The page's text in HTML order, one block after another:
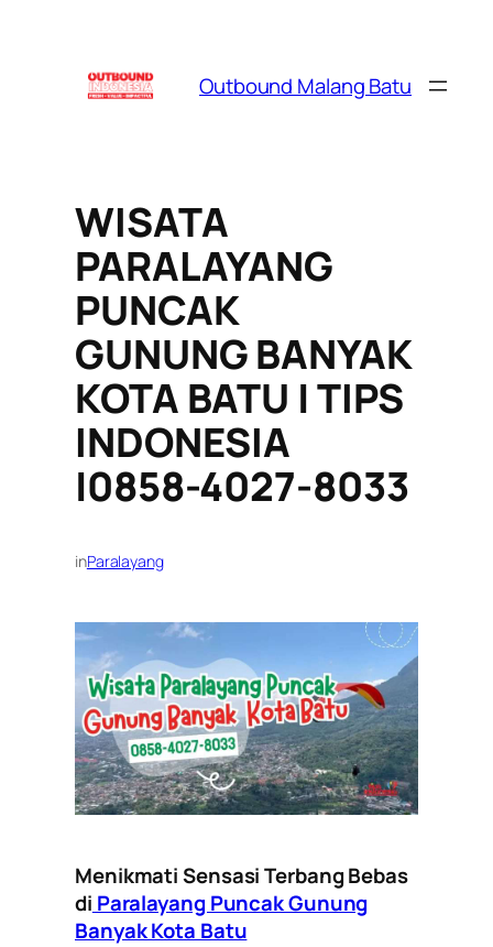
Outbound Malang Batu
WISATA
PARALAYANG
PUNCAK
GUNUNG BANYAK
KOTA BATU | TIPS
INDONESIA
|0858-4027-8033
inParalayang
Menikmati Sensasi Terbang Bebas
di Paralayang Puncak Gunung
Banyak Kota Batu